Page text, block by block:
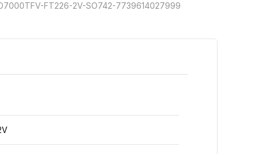
FT226-2V-SO742-7739614027999